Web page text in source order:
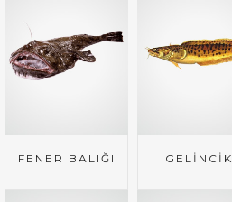
FENER BALIĞI GELİNCİK